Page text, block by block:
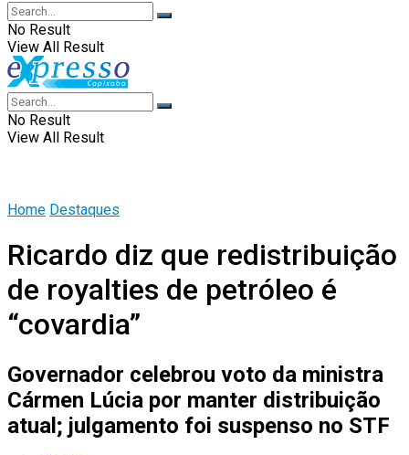
No Result
View All Result
No Result
View All Result
Home Destaques
Ricardo diz que redistribuição
de royalties de petróleo é
“covardia”
Governador celebrou voto da ministra
Cármen Lúcia por manter distribuição
atual; julgamento foi suspenso no STF